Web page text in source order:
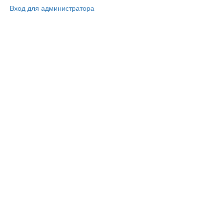
Вход для администратора